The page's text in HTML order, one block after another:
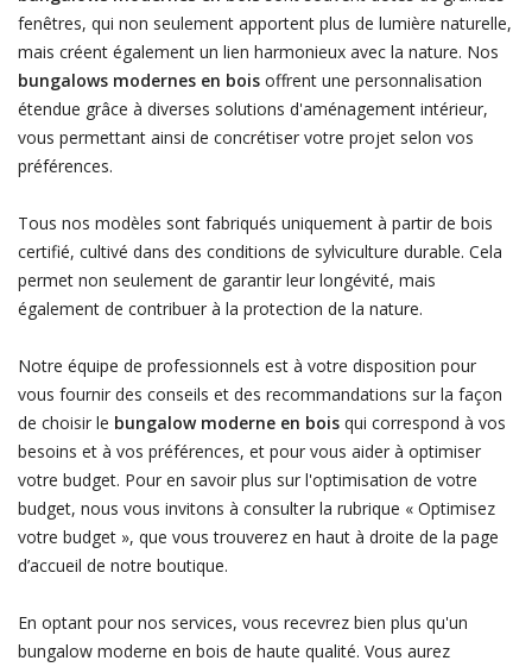
fenêtres, qui non seulement apportent plus de lumière naturelle,
mais créent également un lien harmonieux avec la nature. Nos
bungalows modernes en boisoffrent une personnalisation
étendue grâce à diverses solutions d'aménagement intérieur,
vous permettant ainsi de concrétiser votre projet selon vos
préférences.
Tous nos modèles sont fabriqués uniquement à partir de bois
certifié, cultivé dans des conditions de sylviculture durable. Cela
permet non seulement de garantir leur longévité, mais
également de contribuer à la protection de la nature.
Notre équipe de professionnels est à votre disposition pour
vous fournir des conseils et des recommandations sur la façon
de choisir le bungalow moderne en boisqui correspond à vos
besoins et à vos préférences, et pour vous aider à optimiser
votre budget. Pour en savoir plus sur l'optimisation de votre
budget, nous vous invitons à consulter la rubrique « Optimisez
votre budget », que vous trouverez en haut à droite de la page
d’accueil de notre boutique.
En optant pour nos services, vous recevrez bien plus qu'un
bungalow moderne en bois de haute qualité. Vous aurez